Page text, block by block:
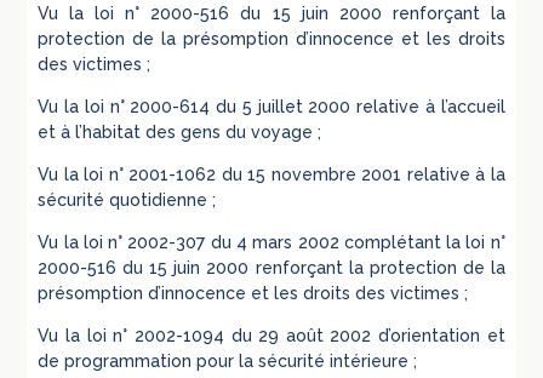
Vu la loi n° 2000-516 du 15 juin 2000 renforçant la
protection de la présomption d’innocence et les droits
des victimes ;
Vu la loi n° 2000-614 du 5 juillet 2000 relative à l’accueil
et à l’habitat des gens du voyage ;
Vu la loi n° 2001-1062 du 15 novembre 2001 relative à la
sécurité quotidienne ;
Vu la loi n° 2002-307 du 4 mars 2002 complétant la loi n°
2000-516 du 15 juin 2000 renforçant la protection de la
présomption d’innocence et les droits des victimes ;
Vu la loi n° 2002-1094 du 29 août 2002 d’orientation et
de programmation pour la sécurité intérieure ;